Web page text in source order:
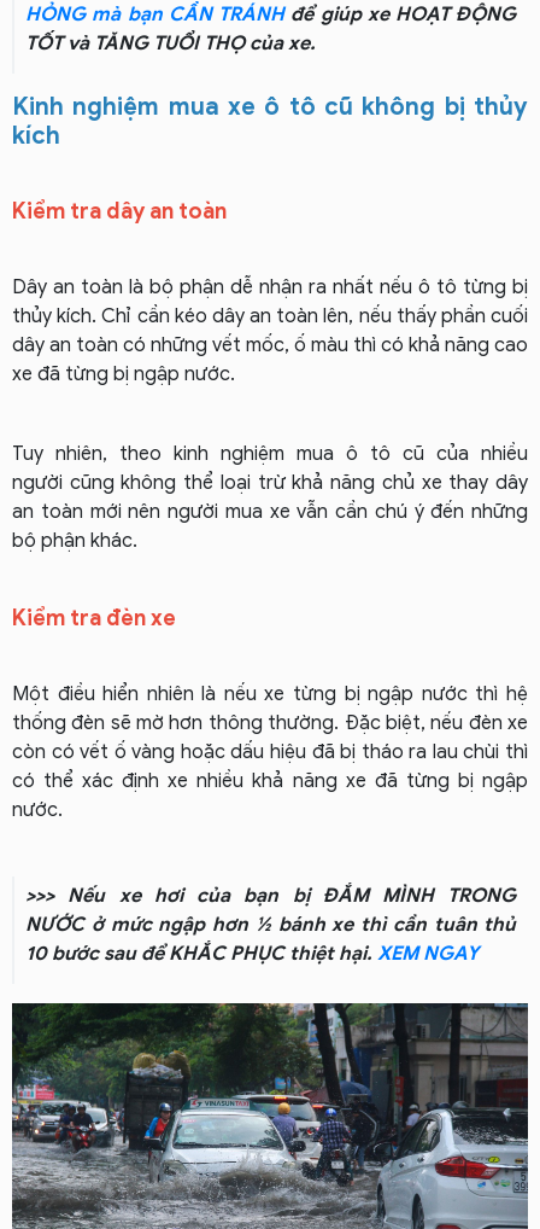
HỎNG mà bạn CẦN TRÁNHđể giúp xe HOẠT ĐỘNG
TỐT và TĂNG TUỔI THỌ của xe.
Kinh nghiệm mua xe ô tô cũ không bị thủy
kích
Kiểm tra dây an toàn
Dây an toàn là bộ phận dễ nhận ra nhất nếu ô tô từng bị
thủy kích. Chỉ cần kéo dây an toàn lên, nếu thấy phần cuối
dây an toàn có những vết mốc, ố màu thì có khả năng cao
xe đã từng bị ngập nước.
Tuy nhiên, theo kinh nghiệm mua ô tô cũ của nhiều
người cũng không thể loại trừ khả năng chủ xe thay dây
an toàn mới nên người mua xe vẫn cần chú ý đến những
bộ phận khác.
Kiểm tra đèn xe
Một điều hiển nhiên là nếu xe từng bị ngập nước thì hệ
thống đèn sẽ mờ hơn thông thường. Đặc biệt, nếu đèn xe
còn có vết ố vàng hoặc dấu hiệu đã bị tháo ra lau chùi thì
có thể xác định xe nhiều khả năng xe đã từng bị ngập
nước.
>>> Nếu xe hơi của bạn bị ĐẮM MÌNH TRONG
NƯỚC ở mức ngập hơn ½ bánh xe thì cần tuân thủ
10 bước sau để KHẮC PHỤC thiệt hại.XEM NGAY